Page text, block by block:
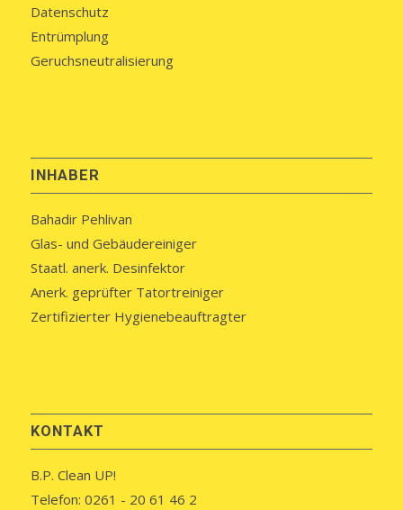
Datenschutz
Entrümplung
Geruchsneutralisierung
INHABER
Bahadir Pehlivan
Glas- und Gebäudereiniger
Staatl. anerk. Desinfektor
Anerk. geprüfter Tatortreiniger
Zertifizierter Hygienebeauftragter
KONTAKT
B.P. Clean UP!
Telefon: 0261 - 20 61 46 2